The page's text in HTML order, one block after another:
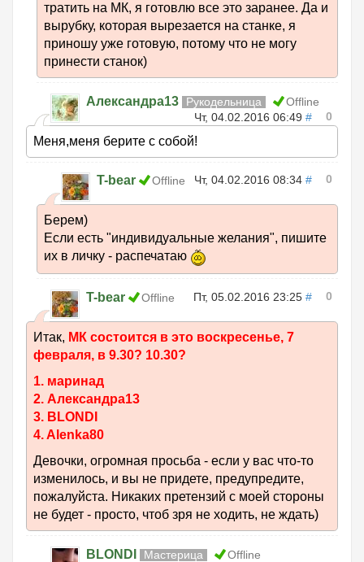
тратить на МК, я готовлю все это заранее. Да и
вырубку, которая вырезается на станке, я
приношу уже готовую, потому что не могу
принести станок)
Александра13 Рукодельница
Offline
Чт, 04.02.2016 06:49 # 0
Меня,меня берите с собой!
T-bear Offline Чт, 04.02.2016 08:34 # 0
Берем)
Если есть "индивидуальные желания", пишите
их в личку - распечатаю
T-bear Offline Пт, 05.02.2016 23:25 # 0
Итак, МК состоится в это воскресенье, 7
февраля, в 9.30? 10.30?
1. маринад
2. Александра13
3. BLONDI
4. Alenka80
Девочки, огромная просьба - если у вас что-то
изменилось, и вы не придете, предупредите,
пожалуйста. Никаких претензий с моей стороны
не будет - просто, чтоб зря не ходить, не ждать)
BLONDI Мастерица
Offline